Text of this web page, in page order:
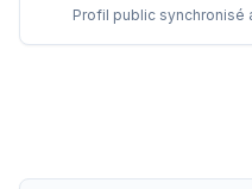
Profil public